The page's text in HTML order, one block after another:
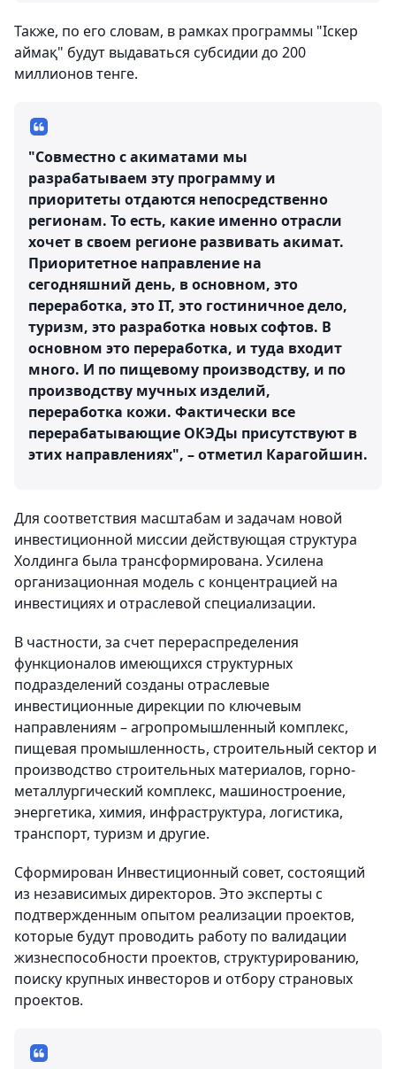
Также, по его словам, в рамках программы "Іскер
аймақ" будут выдаваться субсидии до 200
миллионов тенге.
"Совместно с акиматами мы
разрабатываем эту программу и
приоритеты отдаются непосредственно
регионам. То есть, какие именно отрасли
хочет в своем регионе развивать акимат.
Приоритетное направление на
сегодняшний день, в основном, это
переработка, это IT, это гостиничное дело,
туризм, это разработка новых софтов. В
основном это переработка, и туда входит
много. И по пищевому производству, и по
производству мучных изделий,
переработка кожи. Фактически все
перерабатывающие ОКЭДы присутствуют в
этих направлениях", – отметил Карагойшин.
Для соответствия масштабам и задачам новой
инвестиционной миссии действующая структура
Холдинга была трансформирована. Усилена
организационная модель с концентрацией на
инвестициях и отраслевой специализации.
В частности, за счет перераспределения
функционалов имеющихся структурных
подразделений созданы отраслевые
инвестиционные дирекции по ключевым
направлениям – агропромышленный комплекс,
пищевая промышленность, строительный сектор и
производство строительных материалов, горно-
металлургический комплекс, машиностроение,
энергетика, химия, инфраструктура, логистика,
транспорт, туризм и другие.
Сформирован Инвестиционный совет, состоящий
из независимых директоров. Это эксперты с
подтвержденным опытом реализации проектов,
которые будут проводить работу по валидации
жизнеспособности проектов, структурированию,
поиску крупных инвесторов и отбору страновых
проектов.